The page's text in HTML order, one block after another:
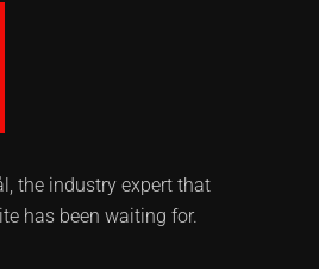
the industry expert that
has been waiting for.